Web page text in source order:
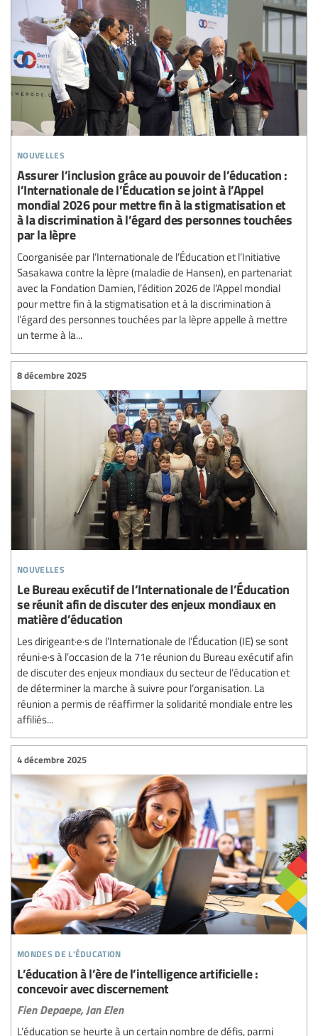
nouvelles
Assurer l’inclusion grâce au pouvoir de l’éducation :
l’Internationale de l’Éducation se joint à l’Appel
mondial 2026 pour mettre fin à la stigmatisation et
à la discrimination à l’égard des personnes touchées
par la lèpre
Coorganisée par l’Internationale de l’Éducation et l’Initiative
Sasakawa contre la lèpre (maladie de Hansen), en partenariat
avec la Fondation Damien, l’édition 2026 de l’Appel mondial
pour mettre fin à la stigmatisation et à la discrimination à
l’égard des personnes touchées par la lèpre appelle à mettre
un terme à la...
nouvelles
8 décembre 2025
Le Bureau exécutif de l’Internationale de l’Éducation
se réunit afin de discuter des enjeux mondiaux en
matière d’éducation
Les dirigeant·e·s de l’Internationale de l’Éducation (IE) se sont
réuni·e·s à l’occasion de la 71e réunion du Bureau exécutif afin
de discuter des enjeux mondiaux du secteur de l’éducation et
de déterminer la marche à suivre pour l’organisation. La
réunion a permis de réaffirmer la solidarité mondiale entre les
affiliés...
mondes de l'éducation
4 décembre 2025
L’éducation à l’ère de l’intelligence artificielle :
concevoir avec discernement
Fien Depaepe,Jan Elen
L’éducation se heurte à un certain nombre de défis, parmi